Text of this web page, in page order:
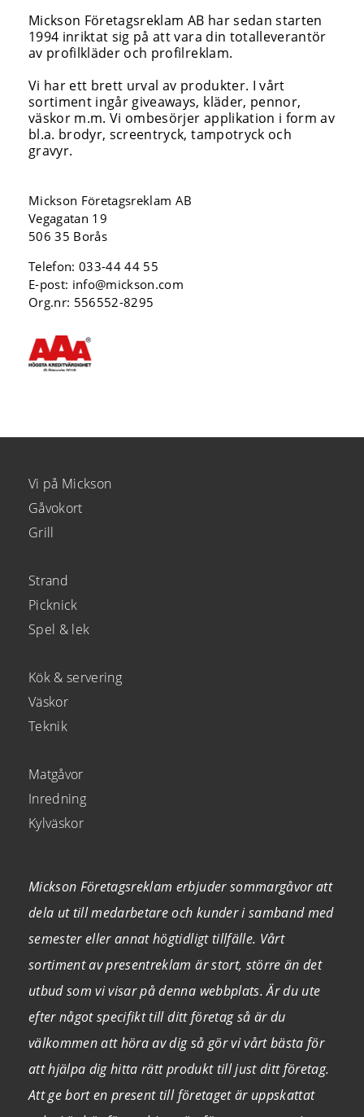
Mickson Företagsreklam AB har sedan starten
1994 inriktat sig på att vara din totalleverantör
av profilkläder och profilreklam.
Vi har ett brett urval av produkter. I vårt
sortiment ingår giveaways, kläder, pennor,
väskor m.m. Vi ombesörjer applikation i form av
bl.a. brodyr, screentryck, tampotryck och
gravyr.
Mickson Företagsreklam AB
Vegagatan 19
506 35 Borås
Telefon:033-44 44 55
E-post: info@mickson.com
Org.nr: 556552-8295
Vi på Mickson
Gåvokort
Grill
Strand
Picknick
Spel & lek
Kök & servering
Väskor
Teknik
Matgåvor
Inredning
Kylväskor
Mickson Företagsreklam erbjuder sommargåvor att
dela ut till medarbetare och kunder i samband med
semester eller annat högtidligt tillfälle. Vårt
sortiment av presentreklam är stort, större än det
utbud som vi visar på denna webbplats. Är du ute
efter något specifikt till ditt företag så är du
välkommen att höra av dig så gör vi vårt bästa för
att hjälpa dig hitta rätt produkt till just ditt företag.
Att ge bort en present till företaget är uppskattat